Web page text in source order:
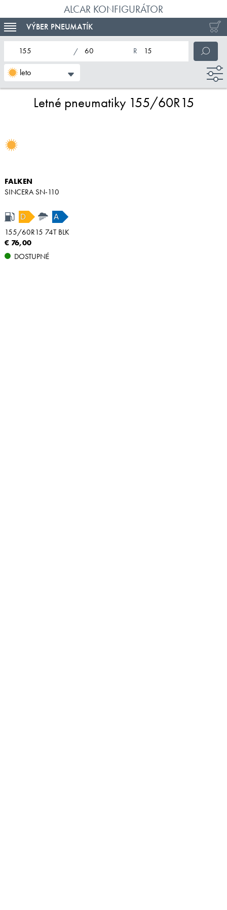
ALCAR KONFIGURÁTOR
TOGGLE NAVIGATION
VÝBER PNEUMATÍK
leto
nominálna šírka pneumatiky
profil pneumatiky
nominálny priemer pneumatiky
Letné pneumatiky 155/60R15
FALKEN
SINCERA SN-110
D A
155/60R15 74T BLK
€ 76,00
DOSTUPNÉ